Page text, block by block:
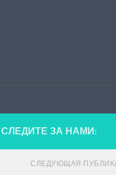
СЛЕДИТЕ ЗА НАМИ:
СЛЕДУЮЩАЯ